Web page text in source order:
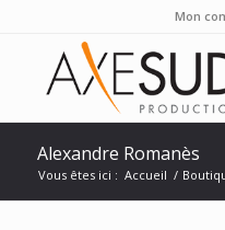
Mon
Alexandre Romanès
Vous êtes ici : Accueil /